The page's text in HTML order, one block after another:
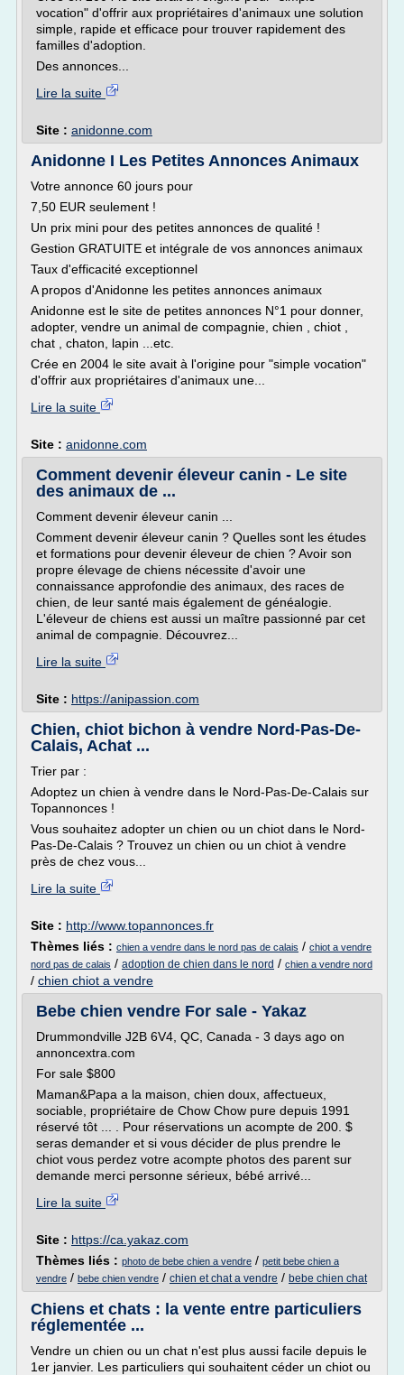
vocation" d'offrir aux propriétaires d'animaux une solution
simple, rapide et efficace pour trouver rapidement des
familles d'adoption.
Des annonces...
Lire la suite
Site : anidonne.com
Anidonne I Les Petites Annonces Animaux
Votre annonce 60 jours pour
7,50 EUR seulement !
Un prix mini pour des petites annonces de qualité !
Gestion GRATUITE et intégrale de vos annonces animaux
Taux d'efficacité exceptionnel
A propos d'Anidonne les petites annonces animaux
Anidonne est le site de petites annonces N°1 pour donner,
adopter, vendre un animal de compagnie, chien , chiot ,
chat , chaton, lapin ...etc.
Crée en 2004 le site avait à l'origine pour "simple vocation"
d'offrir aux propriétaires d'animaux une...
Lire la suite
Site : anidonne.com
Comment devenir éleveur canin - Le site
des animaux de ...
Comment devenir éleveur canin ...
Comment devenir éleveur canin ? Quelles sont les études
et formations pour devenir éleveur de chien ? Avoir son
propre élevage de chiens nécessite d'avoir une
connaissance approfondie des animaux, des races de
chien, de leur santé mais également de généalogie.
L'éleveur de chiens est aussi un maître passionné par cet
animal de compagnie. Découvrez...
Lire la suite
Site : https://anipassion.com
Chien, chiot bichon à vendre Nord-Pas-De-
Calais, Achat ...
Trier par :
Adoptez un chien à vendre dans le Nord-Pas-De-Calais sur
Topannonces !
Vous souhaitez adopter un chien ou un chiot dans le Nord-
Pas-De-Calais ? Trouvez un chien ou un chiot à vendre
près de chez vous...
Lire la suite
Site : http://www.topannonces.fr
Thèmes liés : chien a vendre dans le nord pas de calais / chiot a vendre
nord pas de calais / adoption de chien dans le nord / chien a vendre nord
/ chien chiot a vendre
Bebe chien vendre For sale - Yakaz
Drummondville J2B 6V4, QC, Canada - 3 days ago on
annoncextra.com
For sale $800
Maman&Papa a la maison, chien doux, affectueux,
sociable, propriétaire de Chow Chow pure depuis 1991
réservé tôt ... . Pour réservations un acompte de 200. $
seras demander et si vous décider de plus prendre le
chiot vous perdez votre acompte photos des parent sur
demande merci personne sérieux, bébé arrivé...
Lire la suite
Site : https://ca.yakaz.com
Thèmes liés : photo de bebe chien a vendre / petit bebe chien a
vendre / bebe chien vendre / chien et chat a vendre / bebe chien chat
Chiens et chats : la vente entre particuliers
réglementée ...
Vendre un chien ou un chat n'est plus aussi facile depuis le
1er janvier. Les particuliers qui souhaitent céder un chiot ou